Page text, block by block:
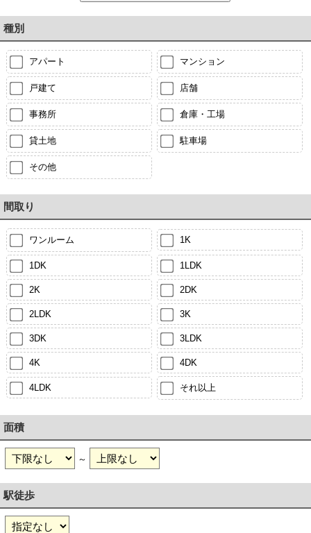
種別
アパート マンション
戸建て 店舗
事務所 倉庫・工場
貸土地 駐車場
その他
間取り
ワンルーム 1K
1DK 1LDK
2K 2DK
2LDK 3K
3DK 3LDK
4K 4DK
4LDK それ以上
面積
～
駅徒歩